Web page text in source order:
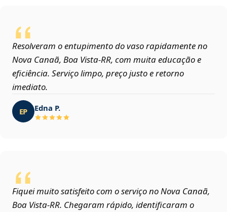
Resolveram o entupimento do vaso rapidamente no
Nova Canaã, Boa Vista‑RR, com muita educação e
eficiência. Serviço limpo, preço justo e retorno
imediato.
EP Edna P.
Fiquei muito satisfeito com o serviço no Nova Canaã,
Boa Vista‑RR. Chegaram rápido, identificaram o